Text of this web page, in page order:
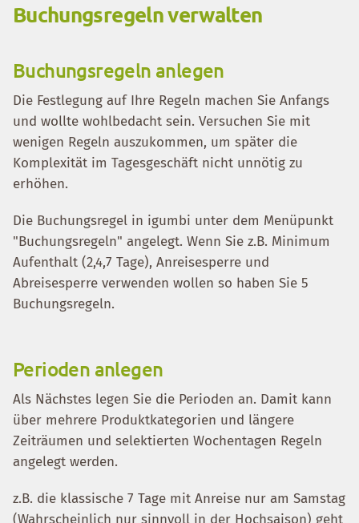
Buchungsregeln verwalten
Buchungsregeln anlegen
Die Festlegung auf Ihre Regeln machen Sie Anfangs
und wollte wohlbedacht sein. Versuchen Sie mit
wenigen Regeln auszukommen, um später die
Komplexität im Tagesgeschäft nicht unnötig zu
erhöhen.
Die Buchungsregel in igumbi unter dem Menüpunkt
"Buchungsregeln" angelegt. Wenn Sie z.B. Minimum
Aufenthalt (2,4,7 Tage), Anreisesperre und
Abreisesperre verwenden wollen so haben Sie 5
Buchungsregeln.
Perioden anlegen
Als Nächstes legen Sie die Perioden an. Damit kann
über mehrere Produktkategorien und längere
Zeiträumen und selektierten Wochentagen Regeln
angelegt werden.
z.B. die klassische 7 Tage mit Anreise nur am Samstag
(Wahrscheinlich nur sinnvoll in der Hochsaison) geht